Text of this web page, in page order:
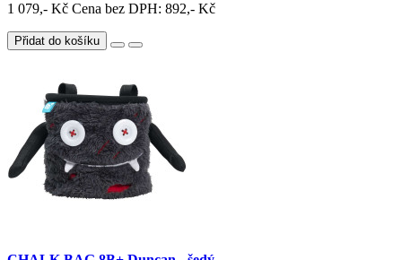
1 079,- Kč Cena bez DPH: 892,- Kč
Přidat do košíku